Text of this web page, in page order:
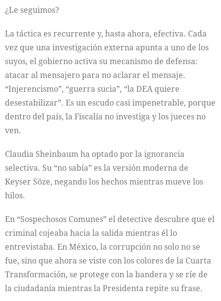
¿Le seguimos?
La táctica es recurrente y, hasta ahora, efectiva. Cada
vez que una investigación externa apunta a uno de los
suyos, el gobierno activa su mecanismo de defensa:
atacar al mensajero para no aclarar el mensaje.
“Injerencismo”, “guerra sucia”, “la DEA quiere
desestabilizar”. Es un escudo casi impenetrable, porque
dentro del país, la Fiscalía no investiga y los jueces no
ven.
Claudia Sheinbaum ha optado por la ignorancia
selectiva. Su “no sabía” es la versión moderna de
Keyser Söze, negando los hechos mientras mueve los
hilos.
En “Sospechosos Comunes” el detective descubre que el
criminal cojeaba hacia la salida mientras él lo
entrevistaba. En México, la corrupción no solo no se
fue, sino que ahora se viste con los colores de la Cuarta
Transformación, se protege con la bandera y se ríe de
la ciudadanía mientras la Presidenta repite su frase.